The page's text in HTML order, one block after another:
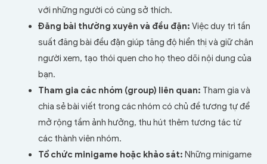
với những người có cùng sở thích.
Đăng bài thường xuyên và đều đặn: Việc duy trì tần
suất đăng bài đều đặn giúp tăng độ hiển thị và giữ chân
người xem, tạo thói quen cho họ theo dõi nội dung của
bạn.
Tham gia các nhóm (group) liên quan: Tham gia và
chia sẻ bài viết trong các nhóm có chủ đề tương tự để
mở rộng tầm ảnh hưởng, thu hút thêm tương tác từ
các thành viên nhóm.
Tổ chức minigame hoặc khảo sát: Những minigame